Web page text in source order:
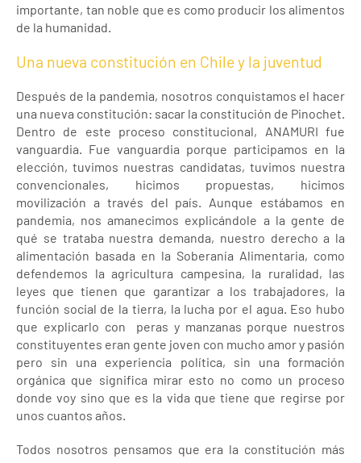
importante, tan noble que es como producir los alimentos
de la humanidad.
Una nueva constitución en Chile y la juventud
Después de la pandemia, nosotros conquistamos el hacer
una nueva constitución: sacar la constitución de Pinochet.
Dentro de este proceso constitucional, ANAMURI fue
vanguardia. Fue vanguardia porque participamos en la
elección, tuvimos nuestras candidatas, tuvimos nuestra
convencionales, hicimos propuestas, hicimos
movilización a través del país. Aunque estábamos en
pandemia, nos amanecimos explicándole a la gente de
qué se trataba nuestra demanda, nuestro derecho a la
alimentación basada en la Soberanía Alimentaria, como
defendemos la agricultura campesina, la ruralidad, las
leyes que tienen que garantizar a los trabajadores, la
función social de la tierra, la lucha por el agua. Eso hubo
que explicarlo con peras y manzanas porque nuestros
constituyentes eran gente joven con mucho amor y pasión
pero sin una experiencia política, sin una formación
orgánica que significa mirar esto no como un proceso
donde voy sino que es la vida que tiene que regirse por
unos cuantos años.
Todos nosotros pensamos que era la constitución más